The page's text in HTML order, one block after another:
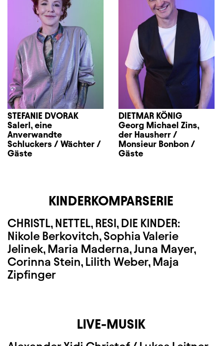
STEFANIE DVORAK
Salerl, eine
Anverwandte
Schluckers / Wächter /
Gäste
DIETMAR KÖNIG
Georg Michael Zins,
der Hausherr /
Monsieur Bonbon /
Gäste
KINDERKOMPARSERIE
CHRISTL, NETTEL, RESI, DIE KINDER:
Nikole Berkovitch, Sophia Valerie
Jelinek, Maria Maderna, Juna Mayer,
Corinna Stein, Lilith Weber, Maja
Zipfinger
LIVE-MUSIK